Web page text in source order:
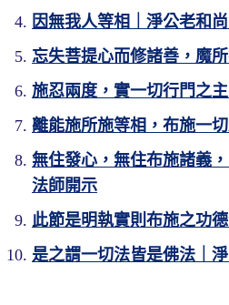
因無我人等相｜淨公老和
忘失菩提心而修諸善，魔
施忍兩度，實一切行門之
離能施所施等相，布施一
無住發心，無住布施諸義
法師開示
此節是明執實則布施之功
是之謂一切法皆是佛法｜